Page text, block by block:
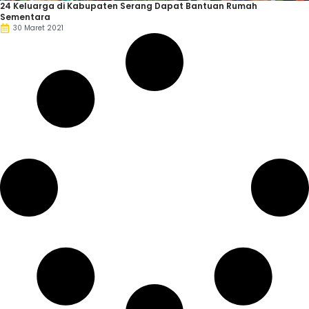
24 Keluarga di Kabupaten Serang Dapat Bantuan Rumah
Sementara
30 Maret 2021